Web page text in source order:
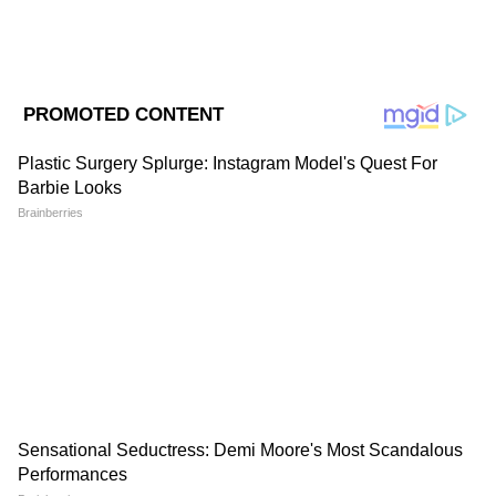
West Bengal news today (পশ্চিমবঙ্গের লাইভ
খবর) - Read Latest west bengal News